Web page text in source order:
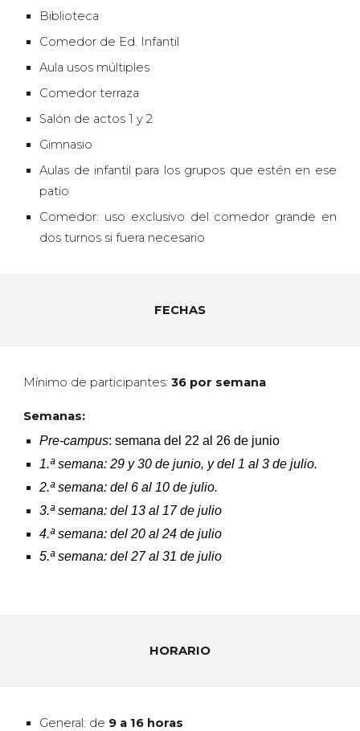
Biblioteca
Comedor de Ed. Infantil
Aula usos múltiples
Comedor terraza
Salón de actos 1 y 2
Gimnasio
Aulas de infantil para los grupos que estén en ese
patio
Comedor: uso exclusivo del comedor grande en
dos turnos si fuera necesario
FECHAS
Mínimo de participantes:36 por semana
Semanas:
Pre-campus: semana del 22 al 26 de junio
1.ª semana: 29 y 30 de junio, y del 1 al 3 de julio.
2.ª semana: del 6 al 10 de julio.
3.ª semana: del 13 al 17 de julio
4.ª semana: del 20 al 24 de julio
5.ª semana: del 27 al 31 de julio
HORARIO
General: de 9 a 16 horas